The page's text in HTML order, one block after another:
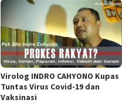
Virolog INDRO CAHYONO Kupas
Tuntas Virus Covid-19 dan
Vaksinasi